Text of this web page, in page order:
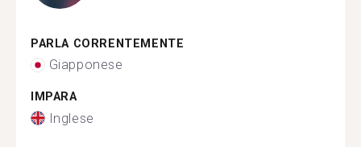
PARLA CORRENTEMENTE
Giapponese
IMPARA
Inglese